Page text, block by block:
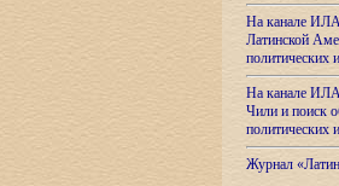
На канале
Латинской
На канале
Чили и поиск
Журнал